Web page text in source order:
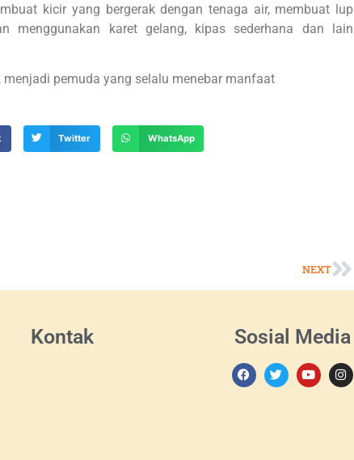
kicir yang bergerak dengan tenaga air, membuat lup
menggunakan karet gelang, kipas sederhana dan lain
pemuda yang selalu menebar manfaat
Twitter WhatsApp
NEXT
Kontak Sosial Media